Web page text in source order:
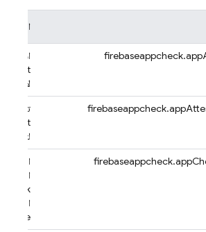
الوصف
استرداد
Attest
لأحد
تعديل
Attest
لتطبيق
التحقّق
الرموز
Check